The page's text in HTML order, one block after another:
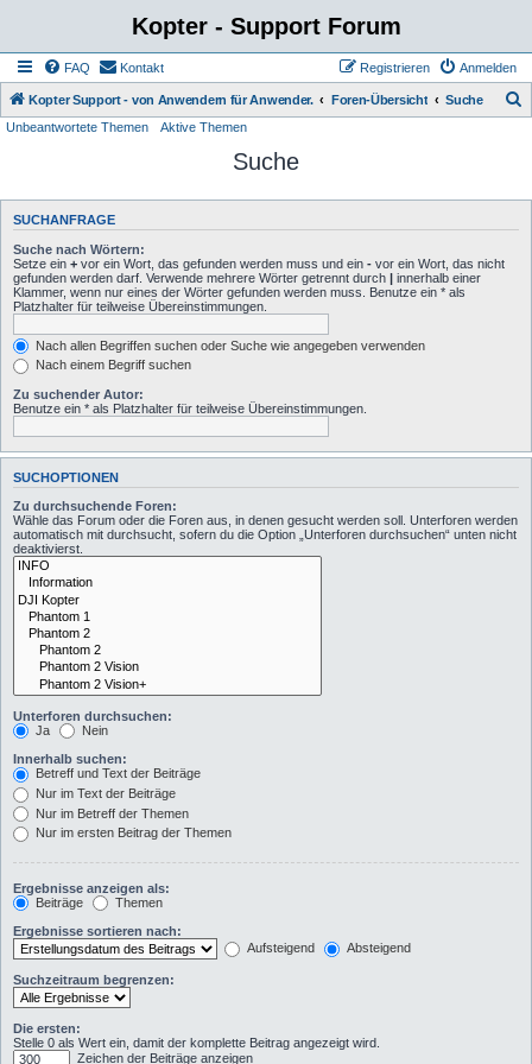
Kopter - Support Forum
FAQ Kontakt Anmelden
Registrieren
Kopter Support - von Anwendern für Anwender. Foren-Übersicht Suche
Unbeantwortete Themen Aktive Themen
Suche
SUCHANFRAGE
Suche nach Wörtern:
Setze ein + vor ein Wort, das gefunden werden muss und ein - vor ein Wort, das nicht
gefunden werden darf. Verwende mehrere Wörter getrennt durch | innerhalb einer
Klammer, wenn nur eines der Wörter gefunden werden muss. Benutze ein * als
Platzhalter für teilweise Übereinstimmungen.
Nach allen Begriffen suchen oder Suche wie angegeben verwenden
Nach einem Begriff suchen
Zu suchender Autor:
Benutze ein * als Platzhalter für teilweise Übereinstimmungen.
SUCHOPTIONEN
Zu durchsuchende Foren:
Wähle das Forum oder die Foren aus, in denen gesucht werden soll. Unterforen werden
automatisch mit durchsucht, sofern du die Option „Unterforen durchsuchen“ unten nicht
deaktivierst.
Unterforen durchsuchen:
Ja
Nein
Innerhalb suchen:
Betreff und Text der Beiträge
Nur im Text der Beiträge
Nur im Betreff der Themen
Nur im ersten Beitrag der Themen
Ergebnisse anzeigen als:
Beiträge
Themen
Ergebnisse sortieren nach:
Aufsteigend
Absteigend
Suchzeitraum begrenzen:
Die ersten:
Stelle 0 als Wert ein, damit der komplette Beitrag angezeigt wird.
Zeichen der Beiträge anzeigen